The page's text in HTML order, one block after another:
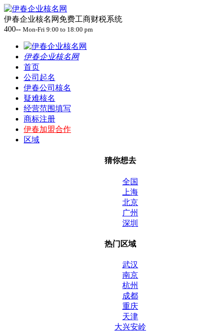
伊春企业核名网免费工商财税系统
400-- Mon-Fri 9:00 to 18:00 pm
伊春企业核名网
首页
公司起名
伊春公司核名
疑难核名
经营范围填写
商标注册
伊春加盟合作
区域
猜你想去
全国
上海
北京
广州
深圳
热门区域
武汉
南京
杭州
成都
重庆
天津
大兴安岭